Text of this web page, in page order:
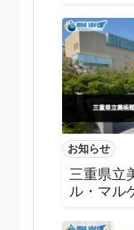
お知らせ
三重県立
ル・マル